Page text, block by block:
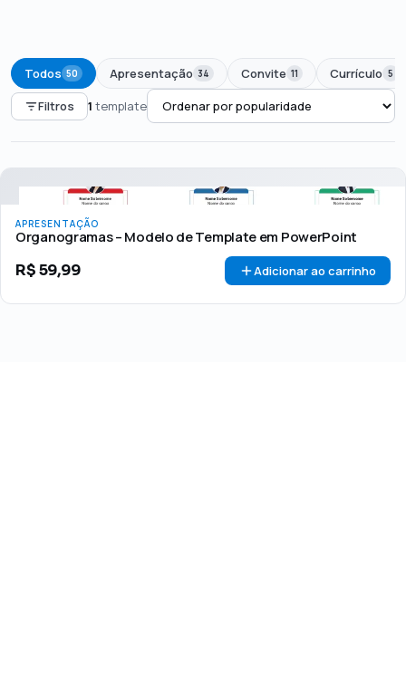
Todos 50 Apresentação 34 Convite 11 Currículo 5
Filtros 1 template
PREÇO
Todos Até R$50 R$50 – R$100 Acima de R$100
OFERTA 🏷 Em promoção
APRESENTAÇÃO
Organogramas – Modelo de Template em PowerPoint
R$59,99 Adicionar ao carrinho